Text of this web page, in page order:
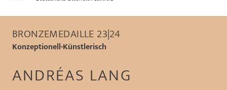
BRONZEMEDAILLE 23|24
Konzeptionell-Künstlerisch
ANDRÉAS LANG